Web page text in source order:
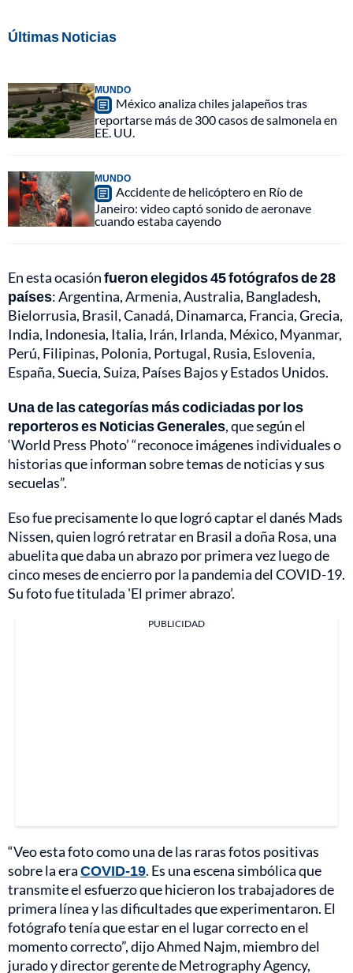
Últimas Noticias
MUNDO
México analiza chiles jalapeños tras
reportarse más de 300 casos de salmonela en
EE. UU.
MUNDO
Accidente de helicóptero en Río de
Janeiro: video captó sonido de aeronave
cuando estaba cayendo
En esta ocasiónfueron elegidos 45 fotógrafos de 28
países: Argentina, Armenia, Australia, Bangladesh,
Bielorrusia, Brasil, Canadá, Dinamarca, Francia, Grecia,
India, Indonesia, Italia, Irán, Irlanda, México, Myanmar,
Perú, Filipinas, Polonia, Portugal, Rusia, Eslovenia,
España, Suecia, Suiza, Países Bajos y Estados Unidos.
Una de las categorías más codiciadas por los
reporteros es Noticias Generales, que según el
‘World Press Photo’ “reconoce imágenes individuales o
historias que informan sobre temas de noticias y sus
secuelas”.
Eso fue precisamente lo que logró captar el danés Mads
Nissen, quien logró retratar en Brasil a doña Rosa, una
abuelita que daba un abrazo por primera vez luego de
cinco meses de encierro por la pandemia del COVID-19.
Su foto fue titulada 'El primer abrazo’.
PUBLICIDAD
“Veo esta foto como una de las raras fotos positivas
sobre la eraCOVID-19. Es una escena simbólica que
transmite el esfuerzo que hicieron los trabajadores de
primera línea y las dificultades que experimentaron. El
fotógrafo tenía que estar en el lugar correcto en el
momento correcto”, dijo Ahmed Najm, miembro del
jurado y director gerente de Metrography Agency,